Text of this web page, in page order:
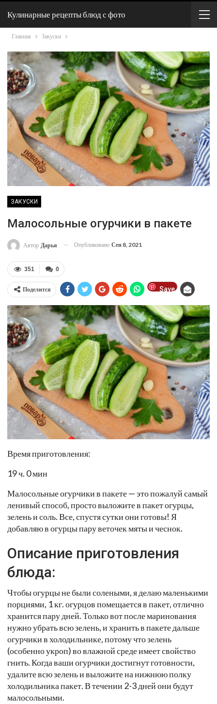
Кулинарные рецепты блюд с фото
Главная Закуски
ЗАКУСКИ
Малосольные огурчики в пакете
Автор Дарья Опубликовано Сен 8, 2021
0
351
Поделится Save
Время приготовления:
19 ч. 0 мин
Малосольные огурчики в пакете — это пожалуй самый
ленивый способ, просто выложите в пакет огурцы,
зелень и соль. Все, спустя сутки они готовы! Я
добавляю в огурцы пару веточек мяты и чеснок.
Описание приготовления
блюда:
Чтобы огурцы не были солеными, я делаю маленькими
порциями, 1 кг. огурцов помещается в пакет, отлично
хранится пару дней. Только вот после маринования
нужно убрать всю зелень, и хранить в пакете дальше
огурчики в холодильнике, потому что зелень
(особенно укроп) во влажной среде имеет свойство
гнить. Когда ваши огурчики достигнут готовности,
удалите всю зелень и выложите на нижнюю полку
холодильника пакет. В течении 2-3 дней они будут
малосольными.